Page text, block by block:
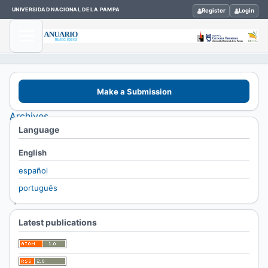
UNIVERSIDAD NACIONAL DE LA PAMPA Register Login
Home
Archives
Vol. 16
No. 16
(2019)
/
Artículos
Sobre
Make a Submission
Language
English
español
português
Latest publications